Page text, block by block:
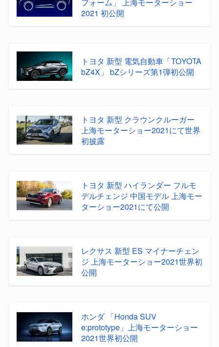
2021 初公開
トヨタ 新型 電気自動車「TOYOTA
bZ4X」 bZシリーズ第1弾初公開
トヨタ 新型 クラウンクルーガー
上海モーターショー2021にて世界
初披露
トヨタ 新型 ハイランダー フルモ
デルチェンジ 中国モデル 上海モー
ターショー2021にて公開
レクサス 新型 ES マイナーチェン
ジ 上海モーターショー2021世界初
公開
ホンダ 「Honda SUV
e:prototype」上海モーターショー
2021世界初公開